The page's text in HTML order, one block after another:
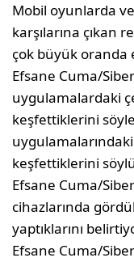
Mobil oyunlarda
karşılarına çıkan
çok büyük oranda
Efsane Cuma/
uygulamalardaki
keşfettiklerini
uygulamalarındaki
keşfettiklerini
Efsane Cuma/
cihazlarında
yaptıklarını
Efsane Cuma/